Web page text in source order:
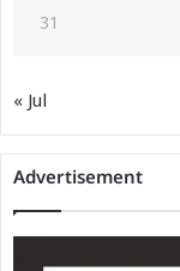
31
« Jul
Advertisement